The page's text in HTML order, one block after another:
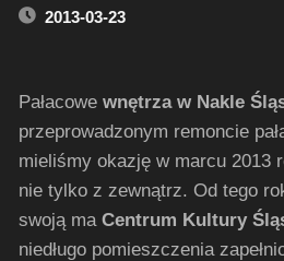
2013-03-23
Pałacowe wnętrza w Nakle
przeprowadzonym remoncie
mieliśmy okazję w marcu 2013
nie tylko z zewnątrz. Od tego
swoją maCentrum Kultury
niedługo pomieszczenia